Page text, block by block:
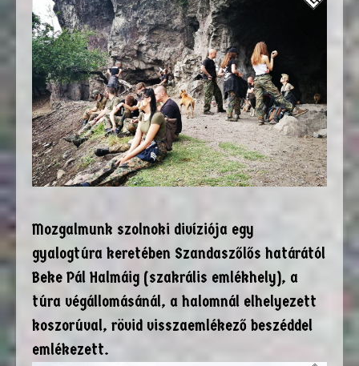
Mozgalmunk szolnoki divíziója egy
gyalogtúra keretében Szandaszőlős határától
Beke Pál Halmáig (szakrális emlékhely), a
túra végállomásánál, a halomnál elhelyezett
koszorúval, rövid visszaemlékező beszéddel
emlékezett.